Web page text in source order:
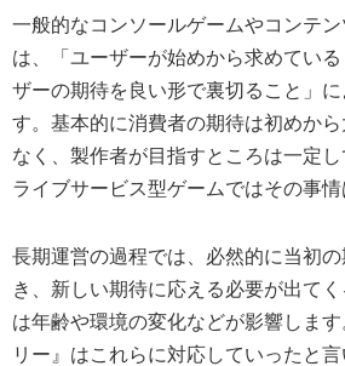
一般的なコンソールゲームやコンテ
は、「ユーザーが始めから求めてい
ザーの期待を良い形で裏切ること」
す。基本的に消費者の期待は初めか
なく、製作者が目指すところは一定し
ライブサービス型ゲームではその事情
長期運営の過程では、必然的に当初
き、新しい期待に応える必要が出て
は年齢や環境の変化などが影響しま
リー』はこれらに対応していったと